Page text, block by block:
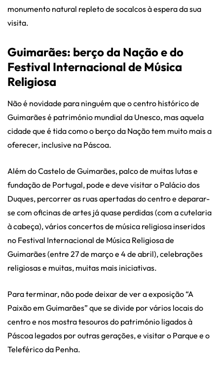
monumento natural repleto de socalcos à espera da sua
visita.
Guimarães: berço da Nação e do
Festival Internacional de Música
Religiosa
Não é novidade para ninguém que o centro histórico de
Guimarães é património mundial da Unesco, mas aquela
cidade que é tida como o berço da Nação tem muito mais a
oferecer, inclusive na Páscoa.
Além do Castelo de Guimarães, palco de muitas lutas e
fundação de Portugal, pode e deve visitar o Palácio dos
Duques, percorrer as ruas apertadas do centro e deparar-
se com oficinas de artes já quase perdidas (com a cutelaria
à cabeça), vários concertos de música religiosa inseridos
no Festival Internacional de Música Religiosa de
Guimarães (entre 27 de março e 4 de abril), celebrações
religiosas e muitas, muitas mais iniciativas.
Para terminar, não pode deixar de ver a exposição “A
Paixão em Guimarães” que se divide por vários locais do
centro e nos mostra tesouros do património ligados à
Páscoa legados por outras gerações, e visitar o Parque e o
Teleférico da Penha.